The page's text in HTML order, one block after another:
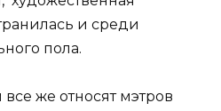
и среди
пола.
же относят мэтров